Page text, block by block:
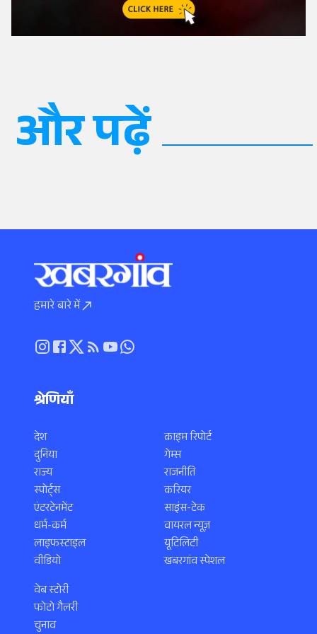
और पढ़ें
हमारे बारे में
श्रेणियाँ
देश
दुनिया
राज्य
स्पोर्ट्स
एंटरटेनमेंट
धर्म-कर्म
लाइफस्टाइल
वीडियो
क्राइम रिपोर्ट
गेम्स
राजनीति
करियर
साइंस-टेक
वायरल न्यूज़
यूटिलिटी
खबरगांव स्पेशल
वेब स्टोरी
फोटो गैलरी
चुनाव